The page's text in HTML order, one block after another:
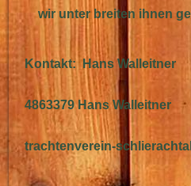
wir unter breiten ihnen
Kontakt: Hans Walleitner
Handy:
4863379 Hans Walleitner
trachtenverein-